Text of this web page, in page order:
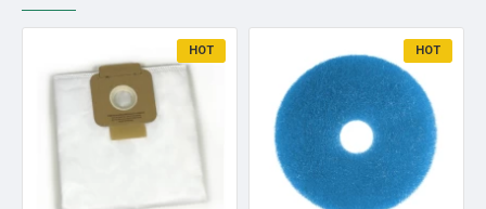
HOT HOT